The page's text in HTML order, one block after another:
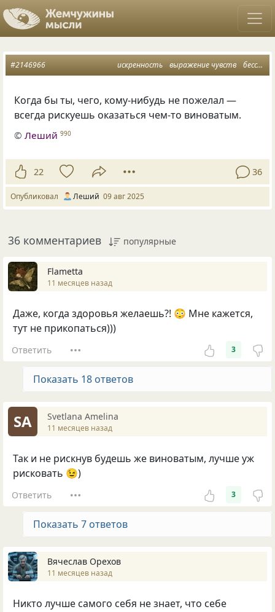
искренность выражение чувств бессмысленность пожеланий
#2146966
Когда бы ты, чего, кому-нибудь не пожелал —
всегда рискуешь оказаться чем-то виноватым.
©Леший 990
22 36
Опубликовал Леший 09 авг 2025
36 комментариев популярные
Flametta
11 месяцев назад
Даже, когда здоровья желаешь?! 😳 Мне кажется,
тут не прикопаться)))
Ответить 3
Показать 18 ответов
SA Svetlana Amelina
11 месяцев назад
Так и не рискнув будешь же виноватым, лучше уж
рисковать 😉)
Ответить 3
Показать 7 ответов
Вячеслав Орехов
11 месяцев назад
Никто лучше самого себя не знает, что себе